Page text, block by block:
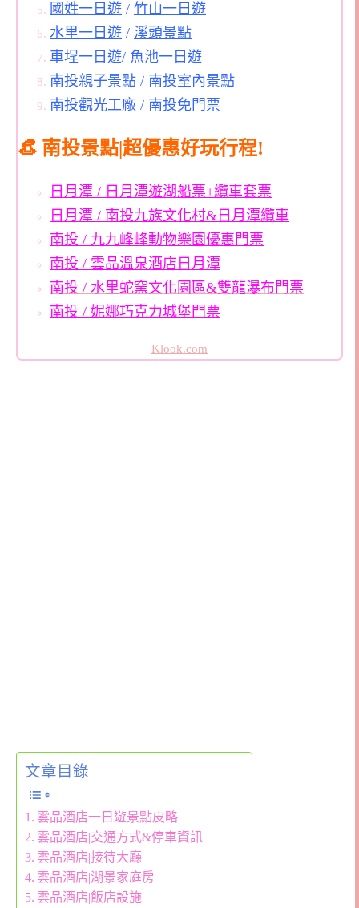
國姓一日遊 / 竹山一日遊
水里一日遊 / 溪頭景點
車埕一日遊/ 魚池一日遊
南投親子景點 / 南投室內景點
南投觀光工廠 / 南投免門票
👒 南投景點|超優惠好玩行程!
日月潭 / 日月潭遊湖船票+纜車套票
日月潭 / 南投九族文化村&日月潭纜車
南投 / 九九峰峰動物樂園優惠門票
南投 / 雲品溫泉酒店日月潭
南投 / 水里蛇窯文化園區&雙龍瀑布門票
南投 / 妮娜巧克力城堡門票
Klook.com
文章目錄
雲品酒店一日遊景點皮略
雲品酒店|交通方式&停車資訊
雲品酒店|接待大廳
雲品酒店|湖景家庭房
雲品酒店|飯店設施